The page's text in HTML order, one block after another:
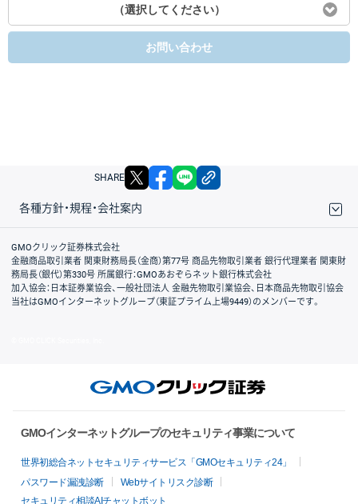
（選択してください）
お問い合わせ
SHARE X facebook
各種方針・規程・会社案内
取引規程・約款
サイトマップ
その他のご案内
個人情報保護方針
最良執行方針
サイトのご利用について
ディスクレイマー
信託保全
リスク説明
会社案内
GMOクリック証券株式会社
金融商品取引業者 関東財務局長（金商）第77号 商品先物取引業者 銀行代理業者 関東財
務局長（銀代）第330号 所属銀行：GMOあおぞらネット銀行株式会社
加入協会：日本証券業協会、一般社団法人 金融先物取引業協会、日本商品先物取引協会
当社はGMOインターネットグループ（東証プライム上場9449）のメンバーです。
GMOインターネットグループのセキュリティ事業について
世界初総合ネットセキュリティサービス「GMOセキュリティ24」
パスワード漏洩診断
Webサイトリスク診断
セキュリティ相談AIチャットボット